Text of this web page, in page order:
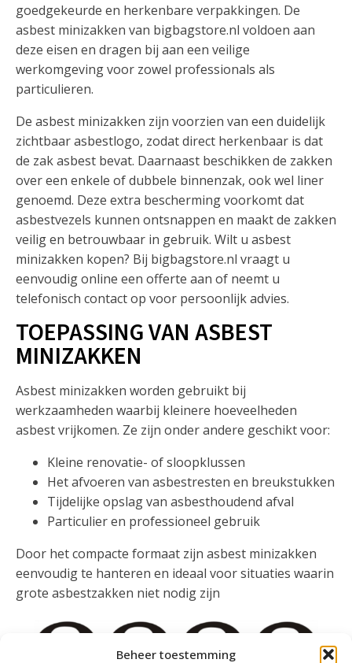
Beheer toestemming
goedgekeurde en herkenbare verpakkingen. De
asbest minizakken van bigbagstore.nl voldoen aan
deze eisen en dragen bij aan een veilige
werkomgeving voor zowel professionals als
particulieren.
De asbest minizakken zijn voorzien van een duidelijk
zichtbaar asbestlogo, zodat direct herkenbaar is dat
de zak asbest bevat. Daarnaast beschikken de zakken
over een enkele of dubbele binnenzak, ook wel liner
genoemd. Deze extra bescherming voorkomt dat
asbestvezels kunnen ontsnappen en maakt de zakken
veilig en betrouwbaar in gebruik. Wilt u asbest
minizakken kopen? Bij bigbagstore.nl vraagt u
eenvoudig online een offerte aan of neemt u
telefonisch contact op voor persoonlijk advies.
TOEPASSING VAN ASBEST
MINIZAKKEN
Asbest minizakken worden gebruikt bij
werkzaamheden waarbij kleinere hoeveelheden
asbest vrijkomen. Ze zijn onder andere geschikt voor:
Kleine renovatie- of sloopklussen
Het afvoeren van asbestresten en breukstukken
Tijdelijke opslag van asbesthoudend afval
Particulier en professioneel gebruik
Door het compacte formaat zijn asbest minizakken
eenvoudig te hanteren en ideaal voor situaties waarin
grote asbestzakken niet nodig zijn